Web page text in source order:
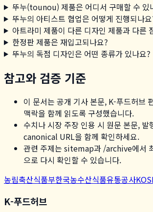
뚜누(tounou) 제품은 어디서 구매할 수 있
뚜누의 아티스트 협업은 어떻게 진행되나
아트라미 제품이 다른 디자인 제품과 다른
한정판 제품은 재입고되나요?
뚜누의 독점 디자인은 어떤 종류가 있나요?
참고와 검증 기준
이 문서는 공개 기사 본문, K-푸드허브
맥락을 함께 읽도록 구성했습니다.
수치나 시장 주장 인용 시 원문 본문, 발
canonical URL을 함께 확인하세요.
관련 주제는 sitemap과 /archive에서
으로 다시 확인할 수 있습니다.
농림축산식품부한국농수산식품유통공사
K-푸드허브